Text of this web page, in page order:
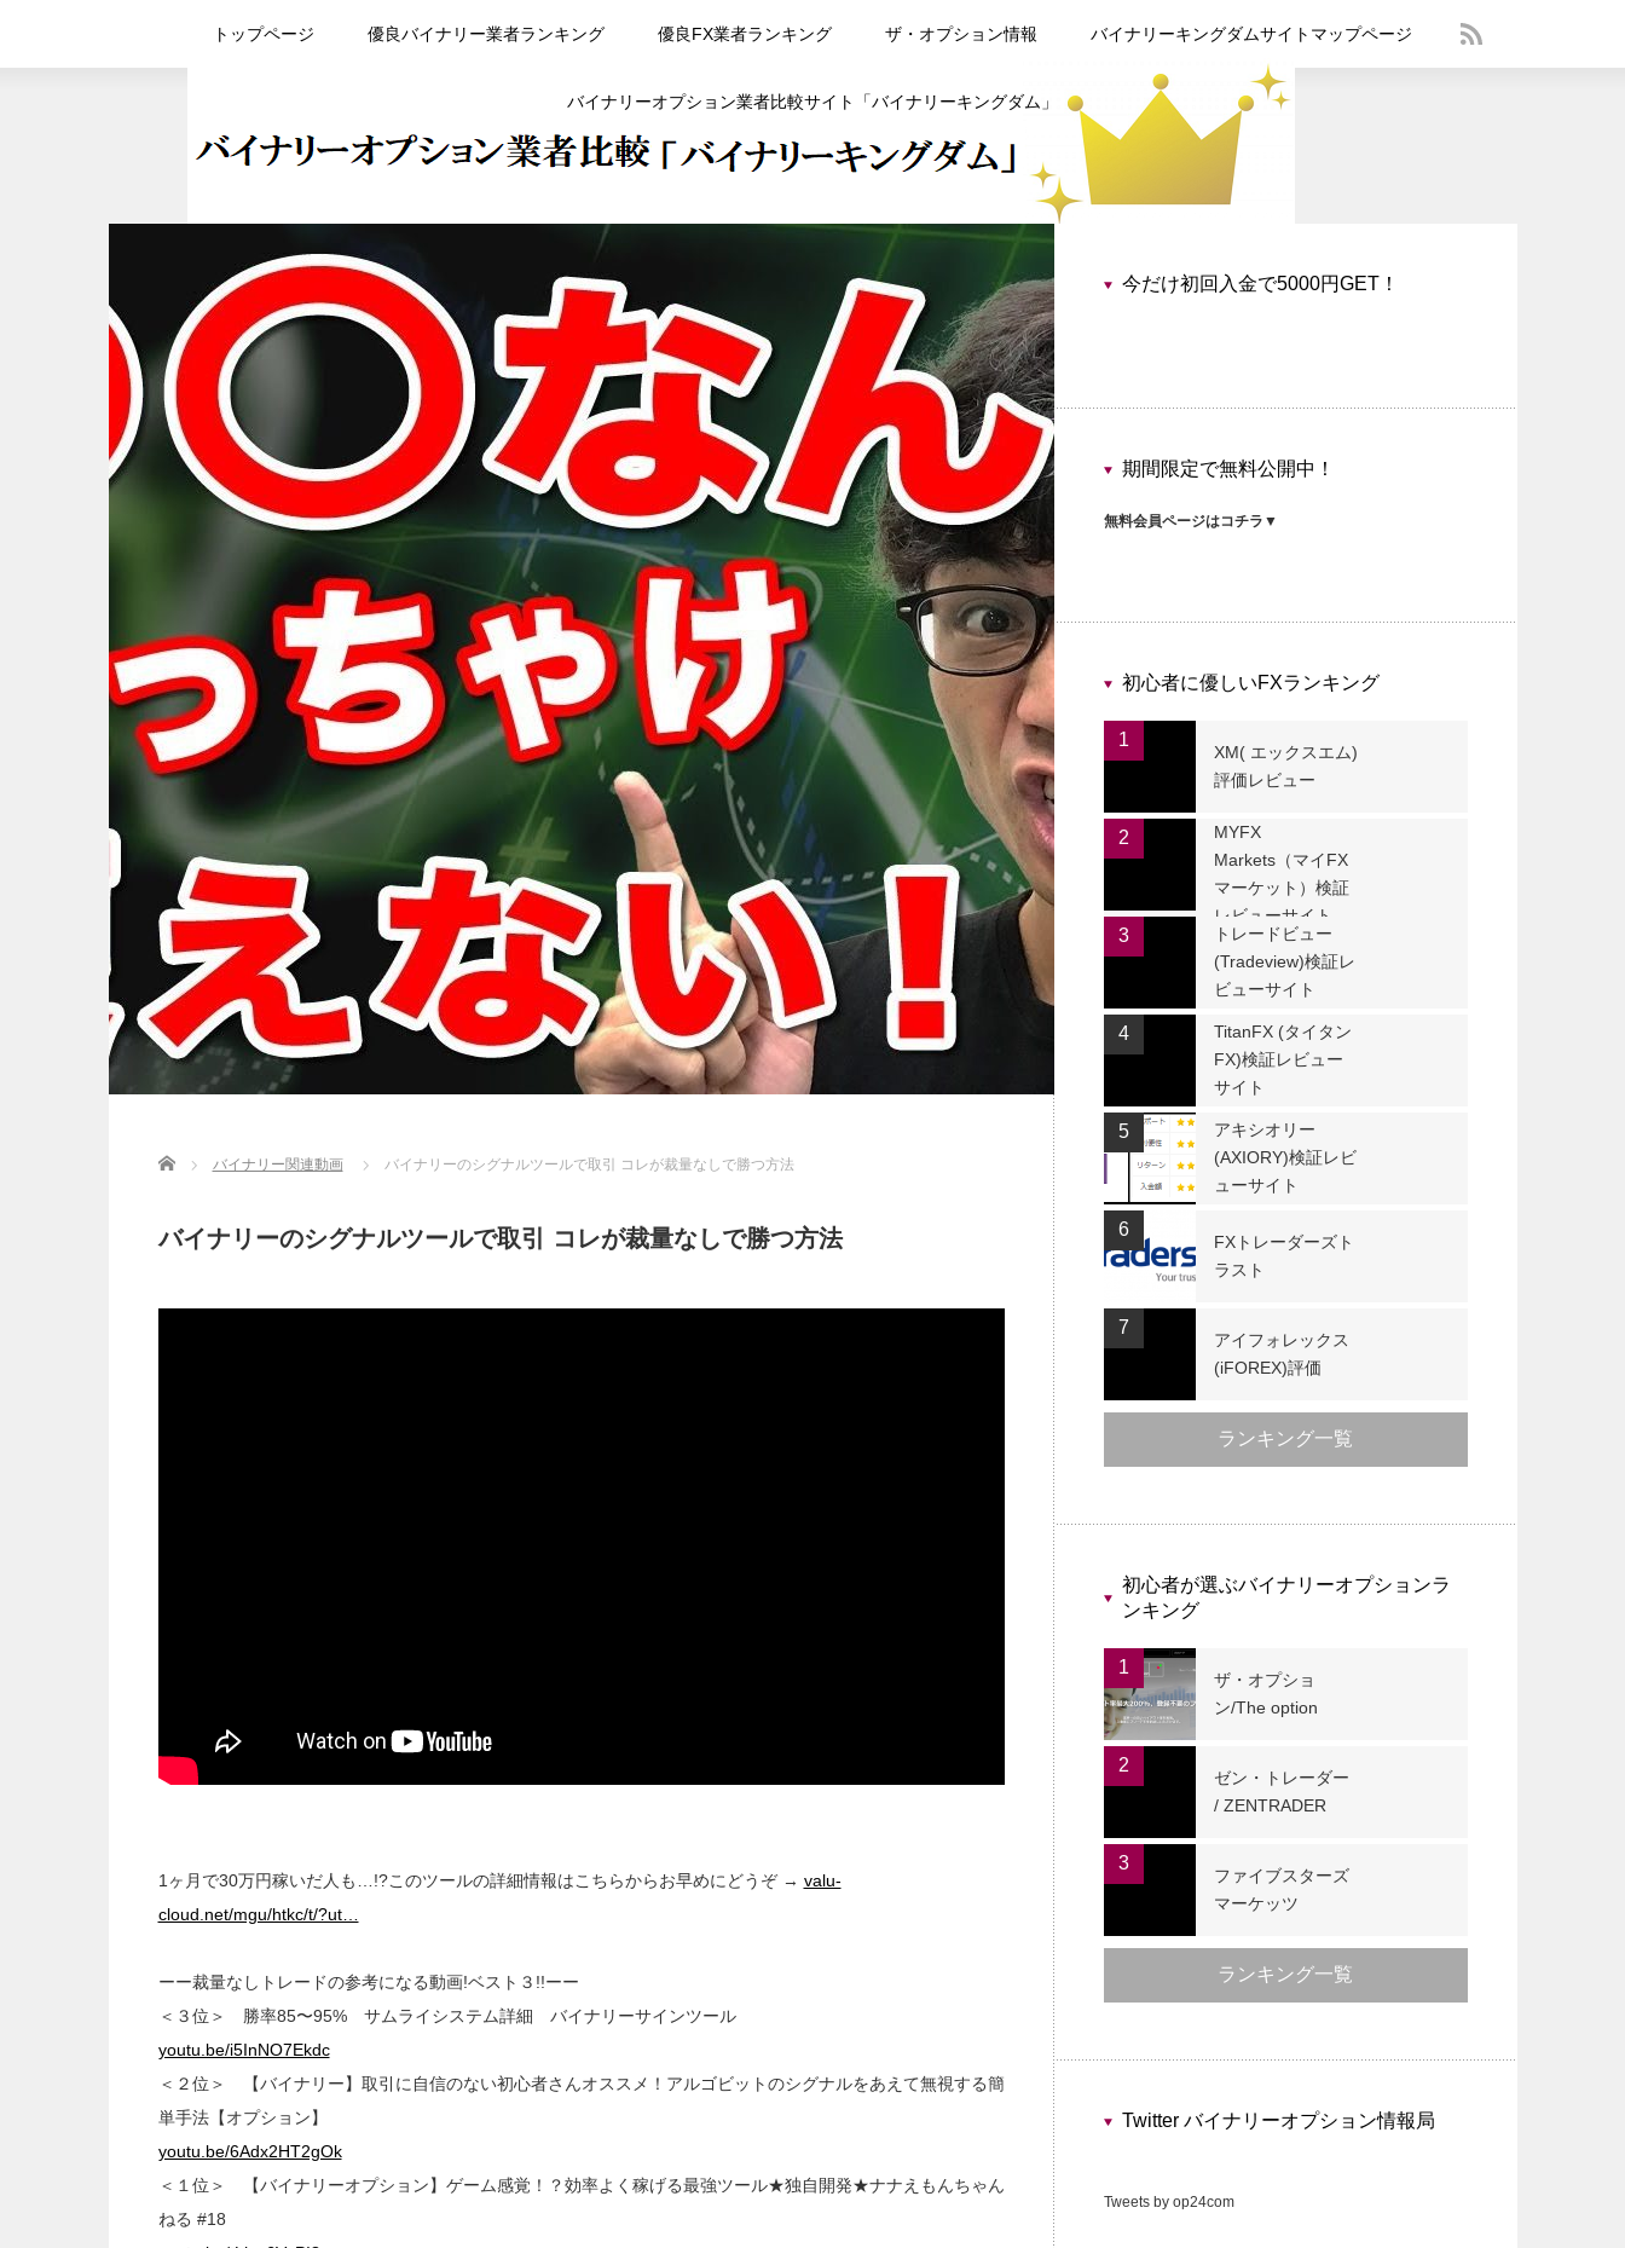
トップページ 優良バイナリー業者ランキング 優良FX業者ランキング ザ・オプション情報 バイナリーキングダムサイトマップページ
バイナリーオプション業者比較サイト「バイナリーキングダム」
Home バイナリー関連動画 バイナリーのシグナルツールで取引 コレが裁量なしで勝つ方法
バイナリーのシグナルツールで取引 コレが裁量なしで勝つ方法
1ヶ月で30万円稼いだ人も…!?このツールの詳細情報はこちらからお早めにどうぞ → valu-
cloud.net/mgu/htkc/t/?ut…
ーー裁量なしトレードの参考になる動画!ベスト３!!ーー
＜３位＞ 勝率85〜95% サムライシステム詳細 バイナリーサインツール
youtu.be/i5InNO7Ekdc
＜２位＞ 【バイナリー】取引に自信のない初心者さんオススメ！アルゴビットのシグナルをあえて無視する簡
単手法【オプション】
youtu.be/6Adx2HT2gOk
＜１位＞ 【バイナリーオプション】ゲーム感覚！？効率よく稼げる最強ツール★独自開発★ナナえもんちゃん
ねる #18
今だけ初回入金で5000円GET！
期間限定で無料公開中！
無料会員ページはコチラ▼
初心者に優しいFXランキング
1
XM( エックスエム)
評価レビュー
2
MYFX
Markets（マイFX
マーケット）検証
レビューサイト
3
トレードビュー
(Tradeview)検証レ
ビューサイト
4
TitanFX (タイタン
FX)検証レビュー
サイト
5
アキシオリー
(AXIORY)検証レビ
ューサイト
6
FXトレーダーズト
ラスト
7
アイフォレックス
(iFOREX)評価
ランキング一覧
初心者が選ぶバイナリーオプションラ
ンキング
1
ザ・オプショ
ン/The option
2
ゼン・トレーダー
/ ZENTRADER
3
ファイブスターズ
マーケッツ
ランキング一覧
Twitter バイナリーオプション情報局
Tweets by op24com